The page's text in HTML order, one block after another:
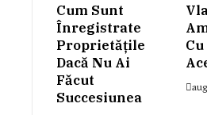
Cum Sunt
Înregistrate
Proprietățile
Dacă Nu Ai
Făcut
Succesiunea